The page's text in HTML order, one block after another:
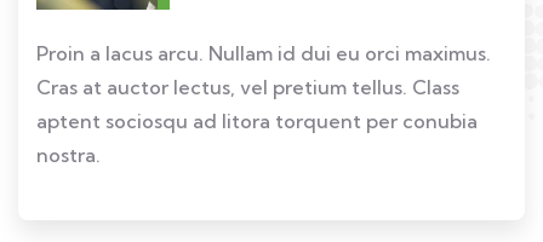
Proin a lacus arcu. Nullam id dui eu orci maximus.
Cras at auctor lectus, vel pretium tellus. Class
aptent sociosqu ad litora torquent per conubia
nostra.